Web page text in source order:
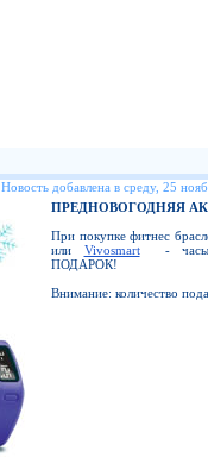
Новость добавлена в среду, 25
ПРЕДНОВОГОДНЯЯ
При покупке фитнес
или Vivosmart- часы-
ПОДАРОК!
Внимание: количество